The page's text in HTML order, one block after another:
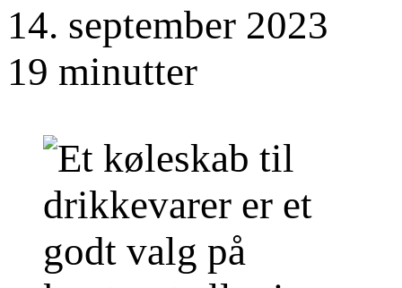
14. september 2023
19 minutter